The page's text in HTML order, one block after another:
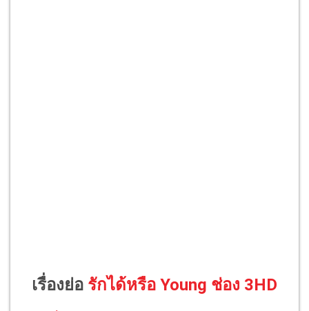
เรื่องย่อ รักได้หรือ Young ช่อง 3HD